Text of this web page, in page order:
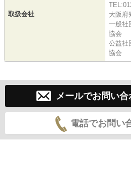
取扱会社
大阪府
一般社
協会
公益社
協会
メールでお問い
電話でお問い